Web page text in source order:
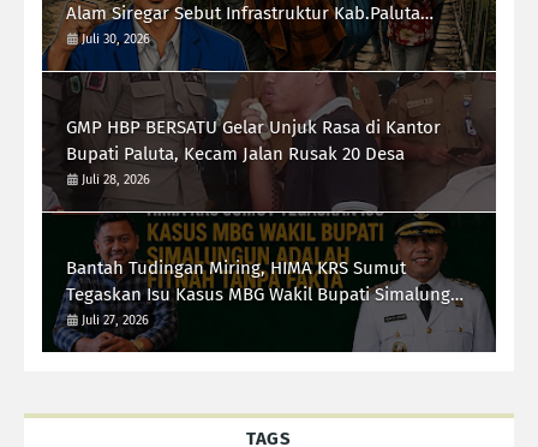
Alam Siregar Sebut Infrastruktur Kab.Paluta
"Parah"
Juli 30, 2026
GMP HBP BERSATU Gelar Unjuk Rasa di Kantor
Bupati Paluta, Kecam Jalan Rusak 20 Desa
Juli 28, 2026
Bantah Tudingan Miring, HIMA KRS Sumut
Tegaskan Isu Kasus MBG Wakil Bupati Simalungun
Adalah Fitnah Tanpa Fakta
Juli 27, 2026
TAGS